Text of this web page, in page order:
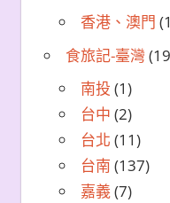
香港、澳門
食旅記-臺灣
南投 (1)
台中 (2)
台北 (11)
台南 (137)
嘉義(7)